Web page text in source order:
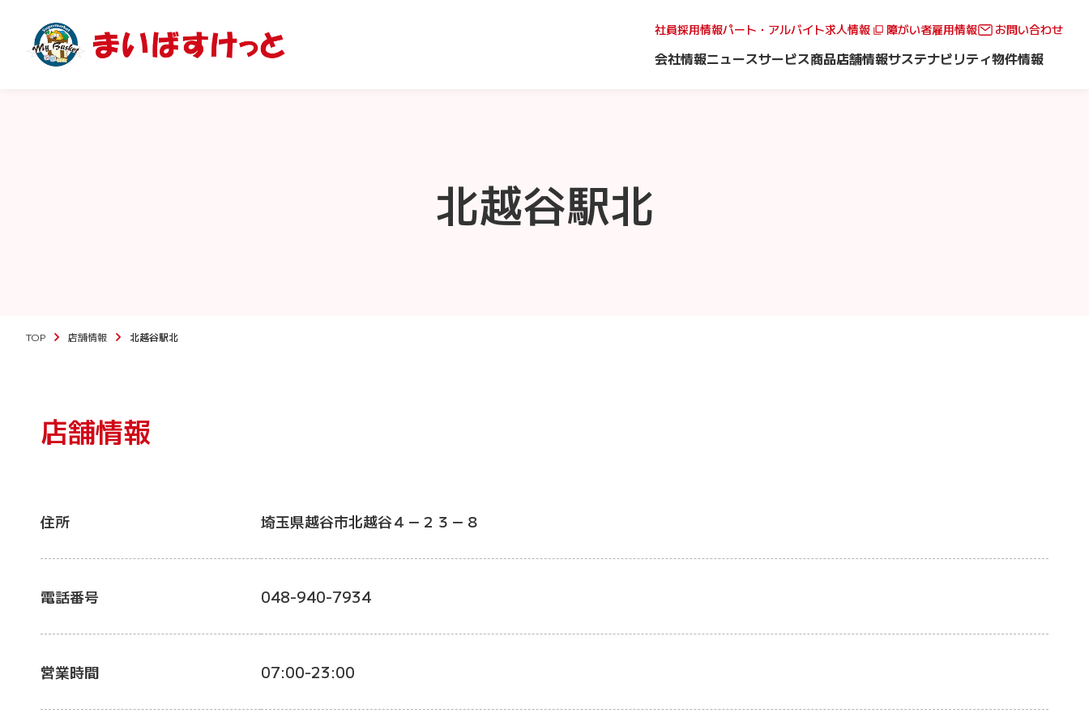
社員採用情報パート・アルバイト求人情報 障がい者雇用情報 お問い合わせ
会社情報ニュースサービス商品店舗情報サステナビリティ物件情報
北越谷駅北
TOP 店舗情報 北越谷駅北
店舗情報
住所 埼玉県越谷市北越谷４－２３－８
電話番号 048-940-7934
営業時間 07:00-23:00